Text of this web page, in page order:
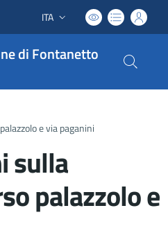
Lingua attiva:
ITA
di Fontanetto
e via paganini
sulla
palazzolo e